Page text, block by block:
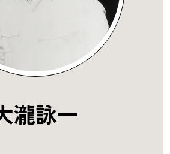
瀧詠一